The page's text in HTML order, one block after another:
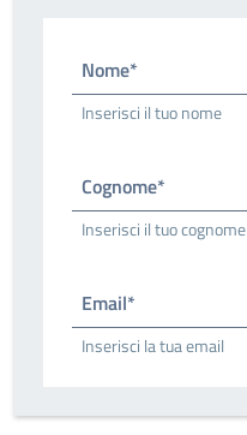
Nome*
Inserisci il tuo nome
Cognome*
Inserisci il tuo cognome
Email*
Inserisci la tua email